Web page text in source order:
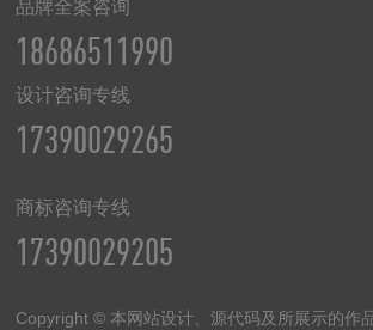
品牌全案咨询
18686511990
设计咨询专线
17390029265
商标咨询专线
17390029205
Copyright © 本网站设计、源代码及所展示的作